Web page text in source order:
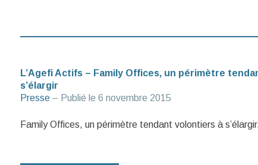
L’Agefi Actifs – Family Offices, un périmètre
s’élargir
Presse – Publié le 6 novembre 2015
Family Offices, un périmètre tendant volontiers à